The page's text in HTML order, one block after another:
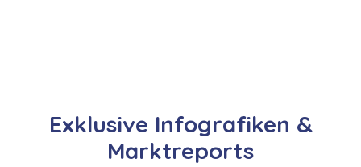
Exklusive Infografiken &
Marktreports